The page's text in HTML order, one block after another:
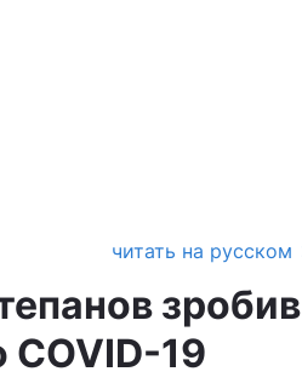
читать на русском
зробив
COVID-19